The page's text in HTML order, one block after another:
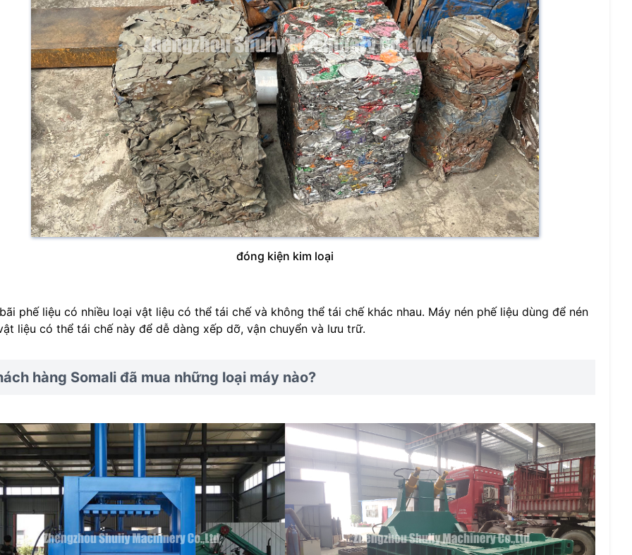
đóng kiện kim loại
phế liệu có nhiều loại vật liệu có thể tái chế và không thể tái chế khác nhau. Máy nén phế liệu dùng để nén
liệu có thể tái chế này để dễ dàng xếp dỡ, vận chuyển và lưu trữ.
hàng Somali đã mua những loại máy nào?